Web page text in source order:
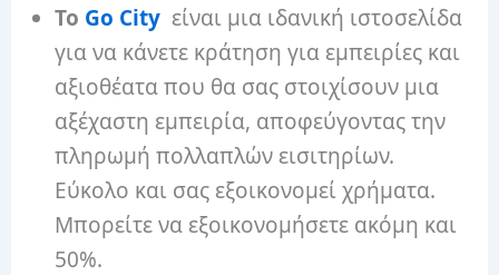
Το Go City είναι μια ιδανική ιστοσελίδα
για να κάνετε κράτηση για εμπειρίες και
αξιοθέατα που θα σας στοιχίσουν μια
αξέχαστη εμπειρία, αποφεύγοντας την
πληρωμή πολλαπλών εισιτηρίων.
Εύκολο και σας εξοικονομεί χρήματα.
Μπορείτε να εξοικονομήσετε ακόμη και
50%.